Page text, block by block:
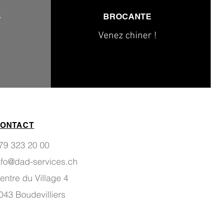
323 20 00
services.ch
du Village 4
Boudevilliers
BROCANTE
Venez chiner !